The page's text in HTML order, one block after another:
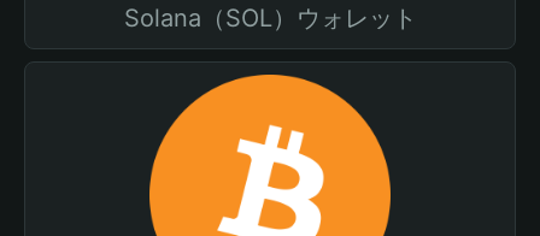
Solana（SOL）ウォレット